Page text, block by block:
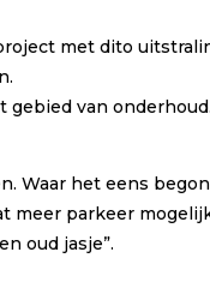
met dito
van
Waar het eens
meer parkeer
oud jasje”.